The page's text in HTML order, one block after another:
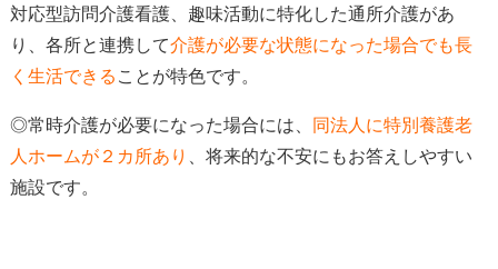
対応型訪問介護看護、趣味活動に特化した通所介護があ
り、各所と連携して介護が必要な状態になった場合でも長
く生活できる ことが特色です。
◎常時介護が必要になった場合には、
同法人に特別養護老
人ホームが２カ所あり
将来的な不安にもお答えしやすい
施設です。